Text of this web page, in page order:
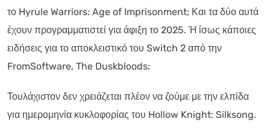
το Hyrule Warriors: Age of Imprisonment; Και τα δύο αυτά
έχουν προγραμματιστεί για άφιξη το 2025. Ή ίσως κάποιες
ειδήσεις για το αποκλειστικό του Switch 2 από την
FromSoftware, The Duskbloods;
Τουλάχιστον δεν χρειάζεται πλέον να ζούμε με την ελπίδα
για ημερομηνία κυκλοφορίας του Hollow Knight: Silksong.